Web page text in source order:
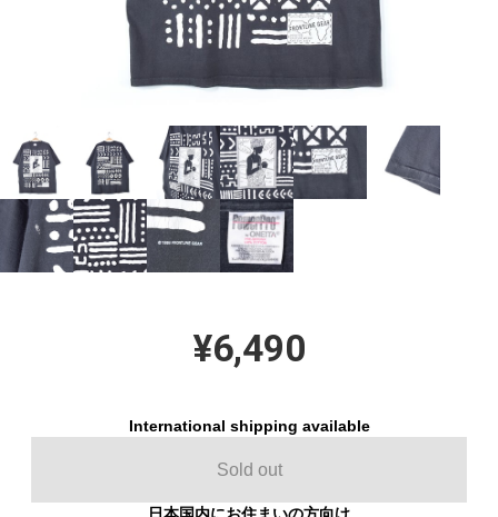
¥6,490
International shipping available
Sold out